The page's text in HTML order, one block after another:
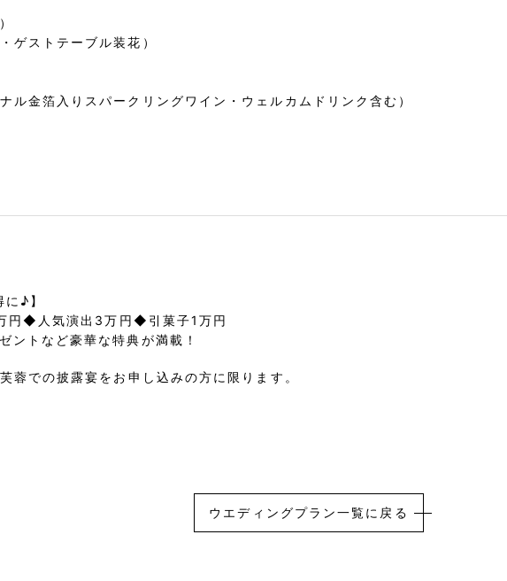
ゲストテーブル装花）
金箔入りスパークリングワイン・ウェルカムドリンク含む）
♪】
◆人気演出3万円◆引菓子1万円
ントなど豪華な特典が満載！
での披露宴をお申し込みの方に限ります。
ウエディングプラン一覧に戻る